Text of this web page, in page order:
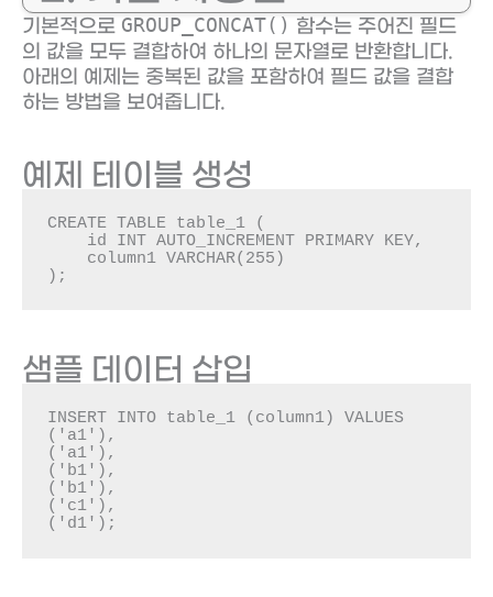
기본적으로 GROUP_CONCAT() 함수는 주어진 필드
의 값을 모두 결합하여 하나의 문자열로 반환합니다.
아래의 예제는 중복된 값을 포함하여 필드 값을 결합
하는 방법을 보여줍니다.
예제 테이블 생성
CREATE TABLE table_1 (
);
샘플 데이터 삽입
INSERT INTO table_1 (column1) VALUES
('a1'),
('a1'),
('b1'),
('b1'),
('c1'),
('d1');